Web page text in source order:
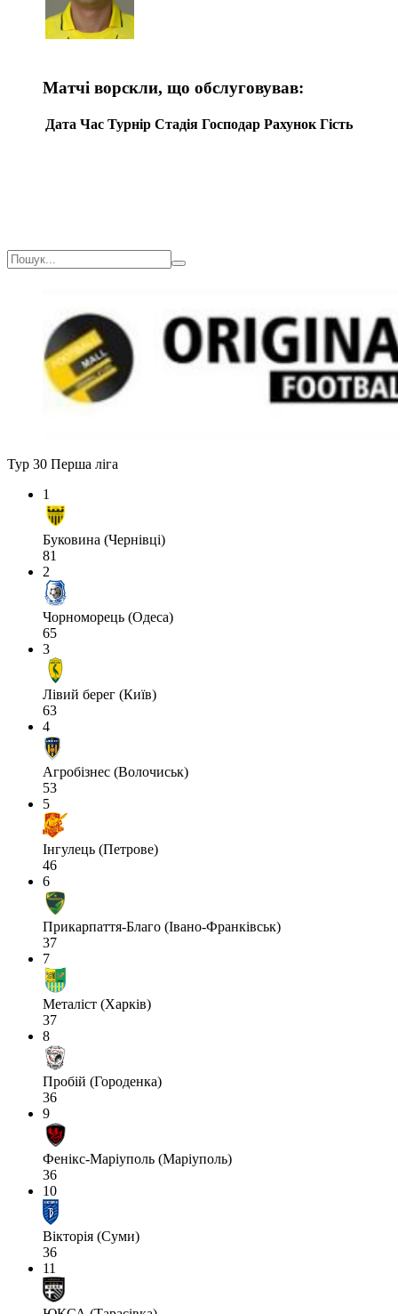
Матчі ворскли, що обслуговував:
Дата Час Турнір Стадія Господар Рахунок Гість
Тур 30 Перша ліга
1
Буковина (Чернівці)
81
2
Чорноморець (Одеса)
65
3
Лівий берег (Київ)
63
4
Агробізнес (Волочиськ)
53
5
Інгулець (Петрове)
46
6
Прикарпаття-Благо (Івано-Франківськ)
37
7
Металіст (Харків)
37
8
Пробій (Городенка)
36
9
Фенікс-Маріуполь (Маріуполь)
36
10
Вікторія (Суми)
36
11